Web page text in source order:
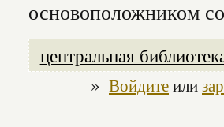
основоположником
центральная
» Войдитеили